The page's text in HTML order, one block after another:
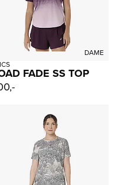
DAME
FADE SS TOP